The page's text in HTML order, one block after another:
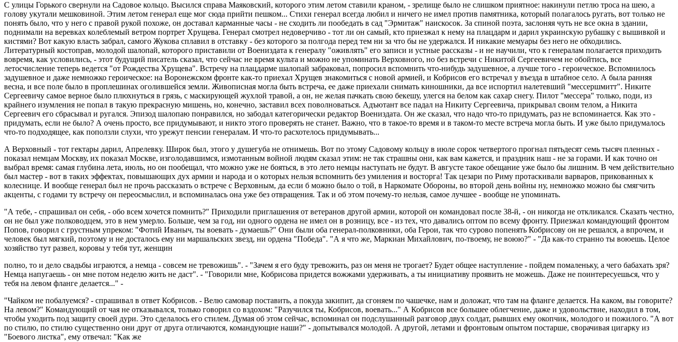
С улицы Горького свернули на Садовое кольцо. Высился справа Маяковский, которого этим летом ставили краном, - зрелище было не слишком приятное: накинули петлю троса на шею, а
голову укутали мешковиной. Этим летом генерал еще мог сюда прийти пешком... Стихи генерал всегда любил и ничего не имел против памятника, который полагалось ругать, вот только не
понять было, что у него с правой рукой похоже, он доставал карманные часы - не сходить ли пообедать в сад "Эрмитаж" наискосок. За спиной поэта, заслоняя чуть не все окна в здании,
поднимали на веревках колеблемый ветром портрет Хрущева. Генерал смотрел недоверчиво - тот ли он самый, кто приезжал к нему на плацдарм и дарил украинскую рубашку с вышивкой и
кистями? Вот какую власть забрал, самого Жукова сплавил в отставку - без которого за полгода перед тем ни за что бы не удержался. И никакие мемуары без него не обходились.
Литературный костоправ, молодой шалопай, которого приставили от Воениздата к генералу "оживлять" его записи и устные рассказы - и не научили, что к генералам полагается приходить
вовремя, как условились, - этот будущий писатель сказал, что сейчас не время культа и можно не упоминать Верховного, но без встречи с Никитой Сергеевичем не обойтись, все
летосчисление теперь ведется "от Рождества Хрущева". Встречу на плацдарме шалопай забраковал, попросил вспомнить что-нибудь задушевное, а лучше того - героическое. Вспомнилось
задушевное и даже немножко героическое: на Воронежском фронте как-то приехал Хрущев знакомиться с новой армией, и Кобрисов его встречал у въезда в штабное село. А была ранняя
весна, и все поле было в проплешинах оголившейся земли. Живописная могла быть встреча, ее даже приехали снимать киношники, да все испортил налетевший "мессершмитт". Никите
Сергеевичу самое верное было плюхнуться в грязь, с маскирующей жухлой травой, а он, не желая пачкать свою бекешу, улегся на белом как сахар снегу. Пилот "мессера" только, поди, из
крайнего изумления не попал в такую прекрасную мишень, но, конечно, заставил всех поволноваться. Адъютант все падал на Никиту Сергеевича, прикрывал своим телом, а Никита
Сергеевич его сбрасывал и ругался. Эпизод шалопаю понравился, но забодал категорически редактор Воениздата. Он же сказал, что надо что-то придумать, раз не вспоминается. Как это -
придумать, если не было? А очень просто, все придумывают, и никто этого проверять не станет. Важно, что в такое-то время и в таком-то месте встреча могла быть. И уже было придумалось
что-то подходящее, как поползли слухи, что урежут пенсии генералам. И что-то расхотелось придумывать...
А Верховный - тот гектары дарил, Апрелевку. Широк был, этого у душегуба не отнимешь. Вот по этому Садовому кольцу в июле сорок четвертого прогнал пятьдесят семь тысяч пленных -
показал немцам Москву, их показал Москве, изголодавшимся, измотанным войной людям сказал этим: не так страшны они, как вам кажется, и праздник наш - не за гoрами. И как точно он
выбрал время: самая глубина лета, июль, но он пообещал, что можно уже не бояться, в это лето немцы наступать не будут. В августе такое обещание уже было бы лишним. В чем действительно
был мастер - вот в таких эффектах, повышающих дух армии и народа и о которых нельзя вспомнить без умиления и восторга! Так цезари по Риму протаскивали варваров, прикованных к
колеснице. И вообще генерал был не прочь рассказать о встрече с Верховным, да если б можно было о той, в Наркомате Обороны, во второй день войны ну, немножко можно бы смягчить
акценты, с годами ту встречу он переосмыслил, и вспоминалась она уже без отвращения. Так и об этом почему-то нельзя, самое лучшее - вообще не упоминать.
"А тебе, - спрашивал он себя, - обо всем хочется помнить?" Приходили приглашения от ветеранов другой армии, которой он командовал после 38-й, - он никогда не откликался. Сказать честно,
он не был уже полководцем, это в нем умерло. Больше, чем за год, ни одного ордена не имел он в розницу, все - из тех, что давались оптом по всему фронту. Приезжал командующий фронтом
Попов, говорил с грустным упреком: "Фотий Иваныч, ты воевать - думаешь?" Они были оба генерал-полковники, оба Герои, так что сурово попенять Кобрисову он не решался, а впрочем, и
человек был мягкий, поэтому и не досталось ему ни маршальских звезд, ни ордена "Победа". "А я что же, Маркиан Михайлович, по-твоему, не воюю?" - "Да как-то странно ты воюешь. Целое
хозяйство тут развел, коровы у тебя тут, женщин
полно, то и дело свадьбы играются, а немца - совсем не тревожишь". - "Зачем я его буду тревожить, раз он меня не трогает? Будет общее наступление - пойдем помаленьку, а чего бабахать зря?
Немца напугаешь - он мне потом неделю жить не даст". - "Говорили мне, Кобрисова придется вожжами удерживать, а ты инициативу проявить не можешь. Даже не поинтересуешься, что у
тебя на левом фланге делается..." -
"Чайком не побалуемся? - спрашивал в ответ Кобрисов. - Велю самовар поставить, а покуда закипит, да сгоняем по чашечке, нам и доложат, что там на фланге делается. На каком, вы говорите?
На левом?" Командующий от чая не отказывался, только говорил со вздохом: "Разучился ты, Кобрисов, воевать..." А Кобрисов все большее облегчение, даже и удовольствие, находил в том,
чтобы уходить под защиту своей дури. Это сделалось его стилем. Думая об этом сейчас, вспоминал он подслушанный разговор двух солдат, рывших ему окопчик, молодого и пожилого. "А вот
по стилю, по стилю существенно они друг от друга отличаются, командующие наши?" - допытывался молодой. А другой, летами и фронтовым опытом постарше, сворачивая цигарку из
"Боевого листка", ему отвечал: "Как же